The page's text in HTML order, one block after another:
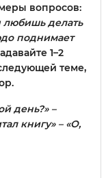
вопросов:
любишь делать
поднимает
1–2
теме,
день?» –
книгу» – «О,